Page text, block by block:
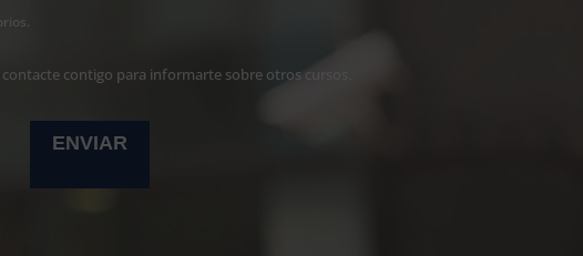
contacte contigo para informarte sobre otros cursos.